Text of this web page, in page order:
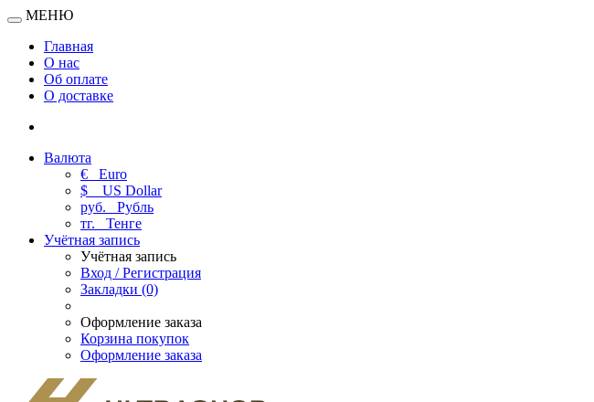
МЕНЮ
Главная
О нас
Об оплате
О доставке
Валюта
€ Euro
$
US Dollar
руб. Рубль
тг. Тенге
Учётная запись
Учётная запись
Вход / Регистрация
Закладки (0)
Оформление заказа
Корзина покупок
Оформление заказа